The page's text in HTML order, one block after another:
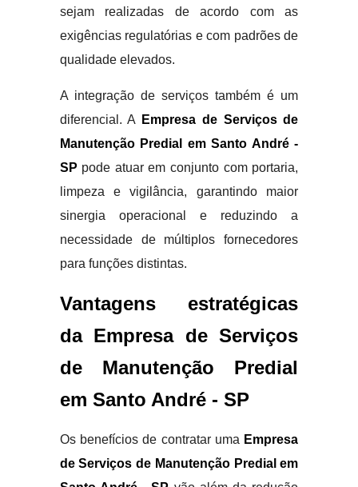
sejam realizadas de acordo com as
exigências regulatórias e com padrões de
qualidade elevados.
A integração de serviços também é um
diferencial. A
Empresa de Serviços de
Manutenção Predial em Santo André -
SP pode atuar em conjunto com portaria,
limpeza e vigilância, garantindo maior
sinergia operacional e reduzindo a
necessidade de múltiplos fornecedores
para funções distintas.
Vantagens estratégicas
da Empresa de Serviços
de Manutenção Predial
em Santo André - SP
Os benefícios de contratar uma Empresa
de Serviços de Manutenção Predial em